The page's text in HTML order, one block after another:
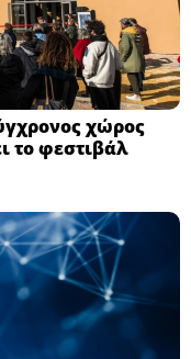
χώρος
το φεστιβάλ